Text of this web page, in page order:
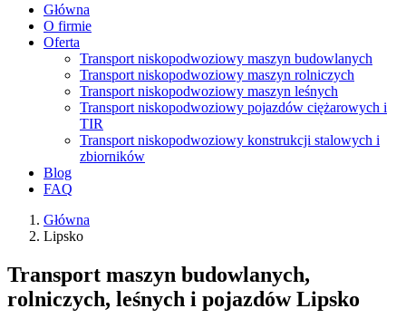
Główna
O firmie
Oferta
Transport niskopodwoziowy maszyn budowlanych
Transport niskopodwoziowy maszyn rolniczych
Transport niskopodwoziowy maszyn leśnych
Transport niskopodwoziowy pojazdów ciężarowych i
TIR
Transport niskopodwoziowy konstrukcji stalowych i
zbiorników
Blog
FAQ
Główna
Lipsko
Transport maszyn budowlanych,
rolniczych, leśnych i pojazdów Lipsko